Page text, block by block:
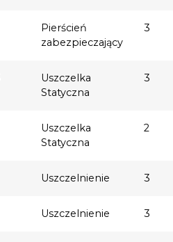
Pierścień
zabezpieczający
3
Uszczelka
Statyczna
3
Uszczelka
Statyczna
2
Uszczelnienie 3
Uszczelnienie 3